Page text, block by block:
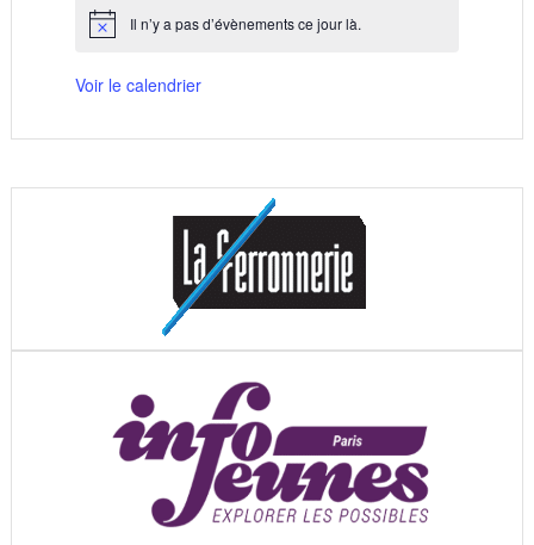
Notice Il n’y a pas d’évènements ce jour là.
Voir le calendrier